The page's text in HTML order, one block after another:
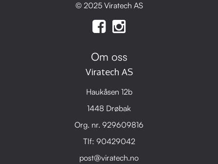
© 2025 Viratech AS
Om oss
Viratech AS
Haukåsen 12b
1448 Drøbak
Org. nr. 929609816
Tlf: 90429042
post@viratech.no